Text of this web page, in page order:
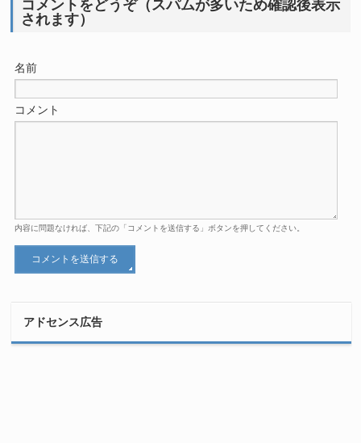
コメントをどうぞ（スパムが多いため確認後表示
されます）
名前
コメント
内容に問題なければ、下記の「コメントを送信する」ボタンを押してください。
アドセンス広告